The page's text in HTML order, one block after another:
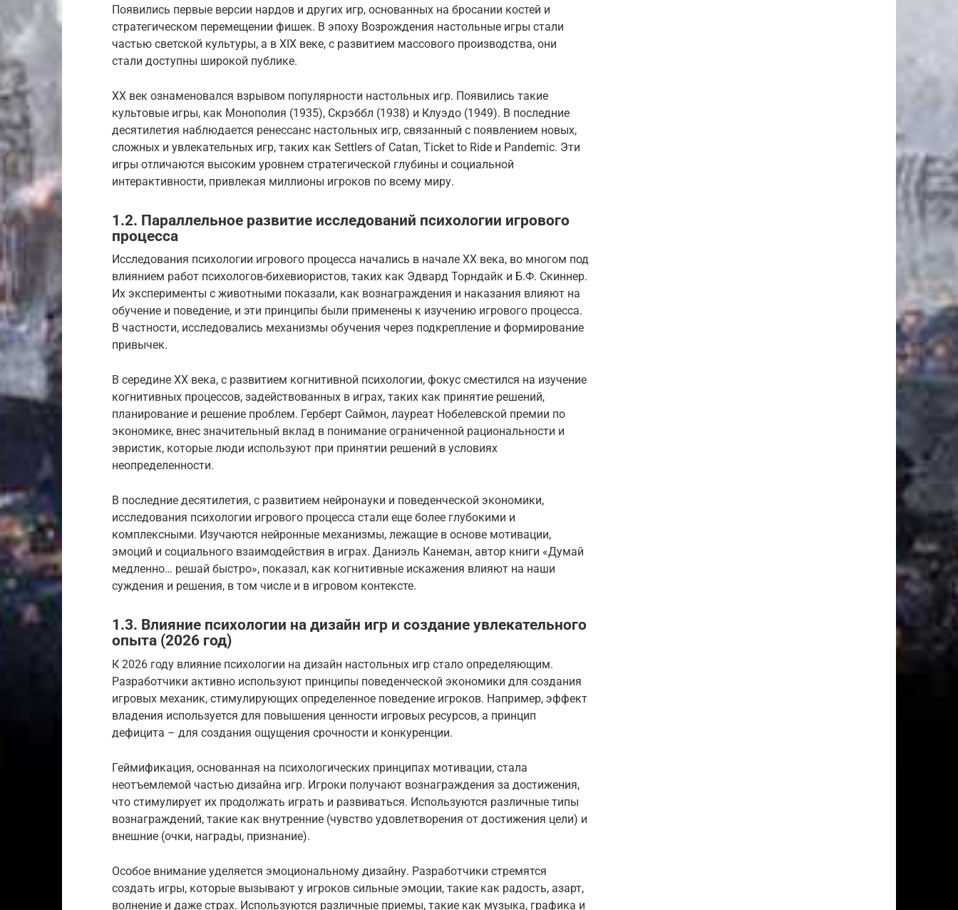
Появились первые версии нардов и других игр, основанных на бросании костей и
стратегическом перемещении фишек. В эпоху Возрождения настольные игры стали
частью светской культуры, а в XIX веке, с развитием массового производства, они
стали доступны широкой публике.
XX век ознаменовался взрывом популярности настольных игр. Появились такие
культовые игры, как Монополия (1935), Скрэббл (1938) и Клуэдо (1949). В последние
десятилетия наблюдается ренессанс настольных игр, связанный с появлением новых,
сложных и увлекательных игр, таких как Settlers of Catan, Ticket to Ride и Pandemic. Эти
игры отличаются высоким уровнем стратегической глубины и социальной
интерактивности, привлекая миллионы игроков по всему миру.
1.2. Параллельное развитие исследований психологии игрового
процесса
Исследования психологии игрового процесса начались в начале XX века, во многом под
влиянием работ психологов-бихевиористов, таких как Эдвард Торндайк и Б.Ф. Скиннер.
Их эксперименты с животными показали, как вознаграждения и наказания влияют на
обучение и поведение, и эти принципы были применены к изучению игрового процесса.
В частности, исследовались механизмы обучения через подкрепление и формирование
привычек.
В середине XX века, с развитием когнитивной психологии, фокус сместился на изучение
когнитивных процессов, задействованных в играх, таких как принятие решений,
планирование и решение проблем. Герберт Саймон, лауреат Нобелевской премии по
экономике, внес значительный вклад в понимание ограниченной рациональности и
эвристик, которые люди используют при принятии решений в условиях
неопределенности.
В последние десятилетия, с развитием нейронауки и поведенческой экономики,
исследования психологии игрового процесса стали еще более глубокими и
комплексными. Изучаются нейронные механизмы, лежащие в основе мотивации,
эмоций и социального взаимодействия в играх. Даниэль Канеман, автор книги «Думай
медленно… решай быстро», показал, как когнитивные искажения влияют на наши
суждения и решения, в том числе и в игровом контексте.
1.3. Влияние психологии на дизайн игр и создание увлекательного
опыта (2026 год)
К 2026 году влияние психологии на дизайн настольных игр стало определяющим.
Разработчики активно используют принципы поведенческой экономики для создания
игровых механик, стимулирующих определенное поведение игроков. Например, эффект
владения используется для повышения ценности игровых ресурсов, а принцип
дефицита – для создания ощущения срочности и конкуренции.
Геймификация, основанная на психологических принципах мотивации, стала
неотъемлемой частью дизайна игр. Игроки получают вознаграждения за достижения,
что стимулирует их продолжать играть и развиваться. Используются различные типы
вознаграждений, такие как внутренние (чувство удовлетворения от достижения цели) и
внешние (очки, награды, признание).
Особое внимание уделяется эмоциональному дизайну. Разработчики стремятся
создать игры, которые вызывают у игроков сильные эмоции, такие как радость, азарт,
волнение и даже страх. Используются различные приемы, такие как музыка, графика и